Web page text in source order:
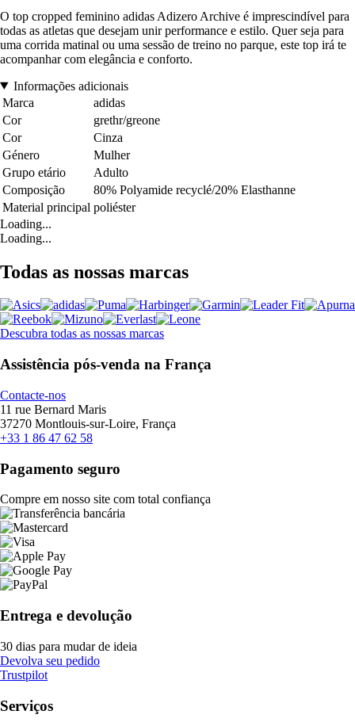
O top cropped feminino adidas Adizero Archive é imprescindível para
todas as atletas que desejam unir performance e estilo. Quer seja para
uma corrida matinal ou uma sessão de treino no parque, este top irá te
acompanhar com elegância e conforto.
Informações adicionais
Marca
adidas
Cor
grethr/greone
Cor
Cinza
Género
Mulher
Grupo etário
Adulto
Composição
80% Polyamide recyclé/20% Elasthanne
Material principal poliéster
Loading...
Loading...
Todas as nossas marcas
Descubra todas as nossas marcas
Assistência pós-venda na França
Contacte-nos
11 rue Bernard Maris
37270 Montlouis-sur-Loire, França
+33 1 86 47 62 58
Pagamento seguro
Compre em nosso site com total confiança
Entrega e devolução
30 dias para mudar de ideia
Devolva seu pedido
Trustpilot
Serviços